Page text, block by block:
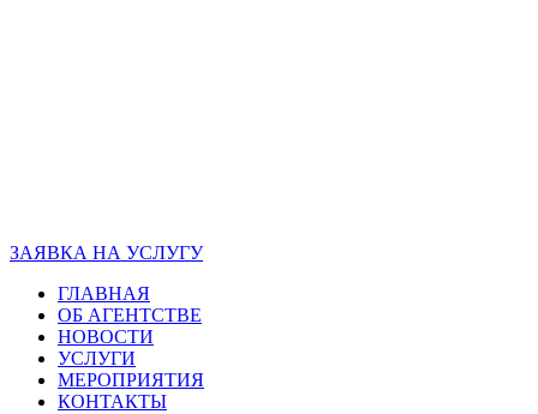
ЗАЯВКА НА УСЛУГУ
ГЛАВНАЯ
ОБ АГЕНТСТВЕ
НОВОСТИ
УСЛУГИ
МЕРОПРИЯТИЯ
КОНТАКТЫ